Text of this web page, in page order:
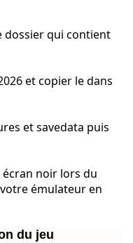
dossier qui contient
et copier le dans
et savedata puis
écran noir lors du
émulateur en
du jeu